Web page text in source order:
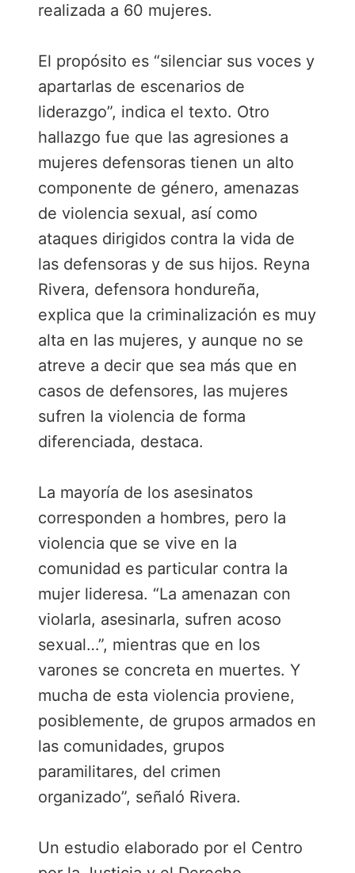
realizada a 60 mujeres.
El propósito es “silenciar sus voces y
apartarlas de escenarios de
liderazgo”, indica el texto. Otro
hallazgo fue que las agresiones a
mujeres defensoras tienen un alto
componente de género, amenazas
de violencia sexual, así como
ataques dirigidos contra la vida de
las defensoras y de sus hijos. Reyna
Rivera, defensora hondureña,
explica que la criminalización es muy
alta en las mujeres, y aunque no se
atreve a decir que sea más que en
casos de defensores, las mujeres
sufren la violencia de forma
diferenciada, destaca.
La mayoría de los asesinatos
corresponden a hombres, pero la
violencia que se vive en la
comunidad es particular contra la
mujer lideresa. “La amenazan con
violarla, asesinarla, sufren acoso
sexual…”, mientras que en los
varones se concreta en muertes. Y
mucha de esta violencia proviene,
posiblemente, de grupos armados en
las comunidades, grupos
paramilitares, del crimen
organizado”, señaló Rivera.
Un estudio elaborado por el Centro